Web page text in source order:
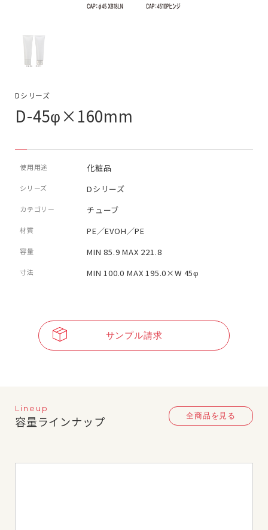
Dシリーズ
D-45φ×160mm
使用用途 化粧品
シリーズ Dシリーズ
カテゴリー チューブ
材質 PE／EVOH／PE
容量 MIN 85.9 MAX 221.8
寸法 MIN 100.0 MAX 195.0×W 45φ
サンプル請求
Lineup
容量ラインナップ 全商品を見る